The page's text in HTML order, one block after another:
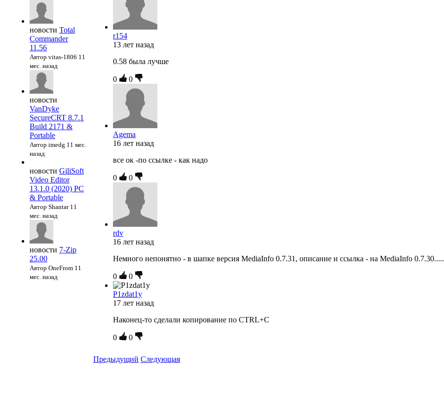
новости Total
Commander
11.56
Автор vitas-1806 11
мес. назад
новости
VanDyke
SecureCRT 8.7.1
Build 2171 &
Portable
Автор imedg 11 мес.
назад
новости GiliSoft
Video Editor
13.1.0 (2020) PC
& Portable
Автор Shantar 11
мес. назад
новости 7-Zip
25.00
Автор OneFrom 11
мес. назад
r154
13 лет назад
0.58 была лучше
0 0
Agema
16 лет назад
все ок -по ссылке - как надо
0 0
rdv
16 лет назад
Немного непонятно - в шапке версия MediaInfo 0.7.31, описание и ссылка - на MediaInfo 0.7.30.....
0 0
P1zdat1y
17 лет назад
Наконец-то сделали копирование по CTRL+C
0 0
Предыдущий Следующая